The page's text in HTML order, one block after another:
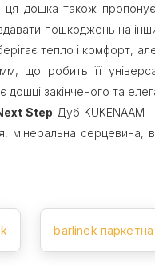
ця дошка також
пошкоджень на
тепло і комфорт,
що робить її
дошці закінченого та
Step Дуб KUKENAAM -
мінеральна
barlinek